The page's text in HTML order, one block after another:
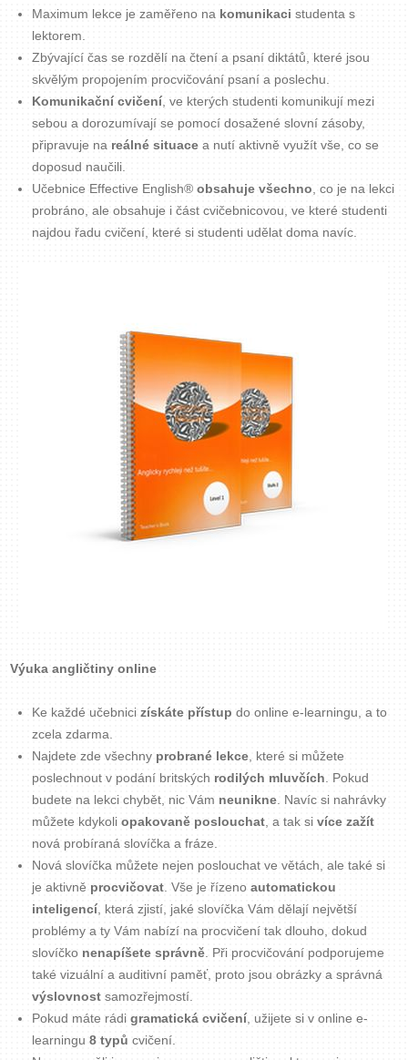
Maximum lekce je zaměřeno na komunikaci studenta s
lektorem.
Zbývající čas se rozdělí na čtení a psaní diktátů, které jsou
skvělým propojením procvičování psaní a poslechu.
Komunikační cvičení , ve kterých studenti komunikují mezi
sebou a dorozumívají se pomocí dosažené slovní zásoby,
připravuje na reálné situace a nutí aktivně využít vše, co se
doposud naučili.
Učebnice Effective English®obsahuje všechno , co je na lekci
probráno, ale obsahuje i část cvičebnicovou, ve které studenti
najdou řadu cvičení, které si studenti udělat doma navíc.
Výuka angličtiny online
Ke každé učebnicizískáte přístup do online e-learningu, a to
zcela zdarma.
Najdete zde všechny probrané lekce , které si můžete
poslechnout v podání britských rodilých mluvčích . Pokud
budete na lekci chybět, nic Vám neunikne . Navíc si nahrávky
můžete kdykoliopakovaně poslouchat , a tak sivíce zažít
nová probíraná slovíčka a fráze.
Nová slovíčka můžete nejen poslouchat ve větách, ale také si
je aktivně procvičovat . Vše je řízenoautomatickou
inteligencí , která zjistí, jaké slovíčka Vám dělají největší
problémy a ty Vám nabízí na procvičení tak dlouho, dokud
slovíčko nenapíšete správně . Při procvičování podporujeme
také vizuální a auditivní paměť, proto jsou obrázky a správná
výslovnostsamozřejmostí.
Pokud máte rádigramatická cvičení , užijete si v online e-
learningu8 typů cvičení.